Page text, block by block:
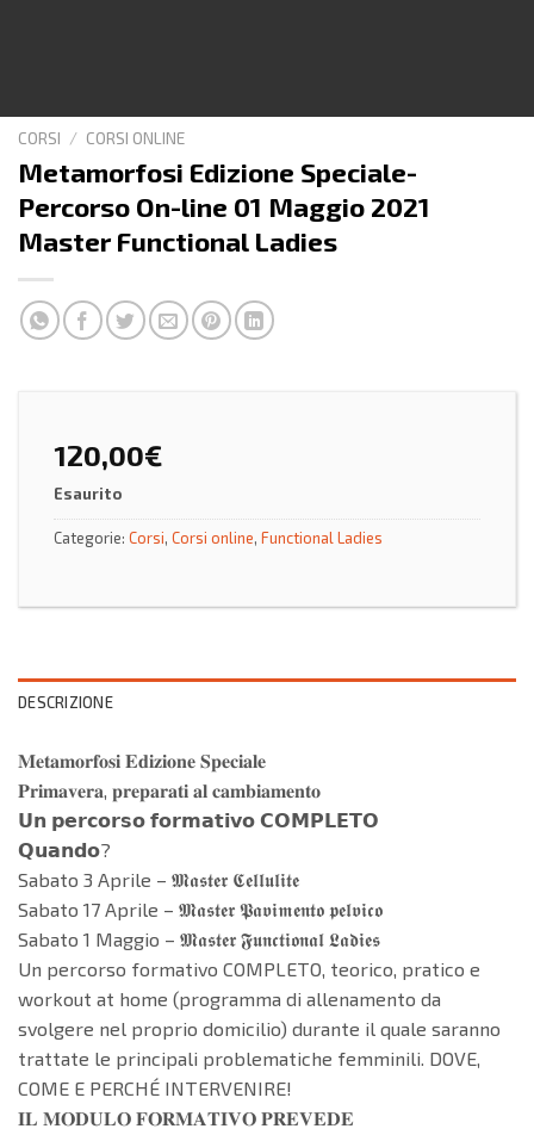
CORSI / CORSI ONLINE
Metamorfosi Edizione Speciale-
Percorso On-line 01 Maggio 2021
Master Functional Ladies
120,00€
Esaurito
Categorie: Corsi, Corsi online, Functional Ladies
DESCRIZIONE
𝐌𝐞𝐭𝐚𝐦𝐨𝐫𝐟𝐨𝐬𝐢 𝐄𝐝𝐢𝐳𝐢𝐨𝐧𝐞 𝐒𝐩𝐞𝐜𝐢𝐚𝐥𝐞
𝐏𝐫𝐢𝐦𝐚𝐯𝐞𝐫𝐚, 𝐩𝐫𝐞𝐩𝐚𝐫𝐚𝐭𝐢 𝐚𝐥 𝐜𝐚𝐦𝐛𝐢𝐚𝐦𝐞𝐧𝐭𝐨
𝗨𝗻 𝗽𝗲𝗿𝗰𝗼𝗿𝘀𝗼 𝗳𝗼𝗿𝗺𝗮𝘁𝗶𝘃𝗼 𝗖𝗢𝗠𝗣𝗟𝗘𝗧𝗢
𝗤𝘂𝗮𝗻𝗱𝗼?
Sabato 3 Aprile – 𝕸𝖆𝖘𝖙𝖊𝖗 𝕮𝖊𝖑𝖑𝖚𝖑𝖎𝖙𝖊
Sabato 17 Aprile – 𝕸𝖆𝖘𝖙𝖊𝖗 𝕻𝖆𝖛𝖎𝖒𝖊𝖓𝖙𝖔 𝖕𝖊𝖑𝖛𝖎𝖈𝖔
Sabato 1 Maggio – 𝕸𝖆𝖘𝖙𝖊𝖗 𝕱𝖚𝖓𝖈𝖙𝖎𝖔𝖓𝖆𝖑 𝕷𝖆𝖉𝖎𝖊𝖘
Un percorso formativo COMPLETO, teorico, pratico e
workout at home (programma di allenamento da
svolgere nel proprio domicilio) durante il quale saranno
trattate le principali problematiche femminili. DOVE,
COME E PERCHÉ INTERVENIRE!
𝐈𝐋 𝐌𝐎𝐃𝐔𝐋𝐎 𝐅𝐎𝐑𝐌𝐀𝐓𝐈𝐕𝐎 𝐏𝐑𝐄𝐕𝐄𝐃𝐄